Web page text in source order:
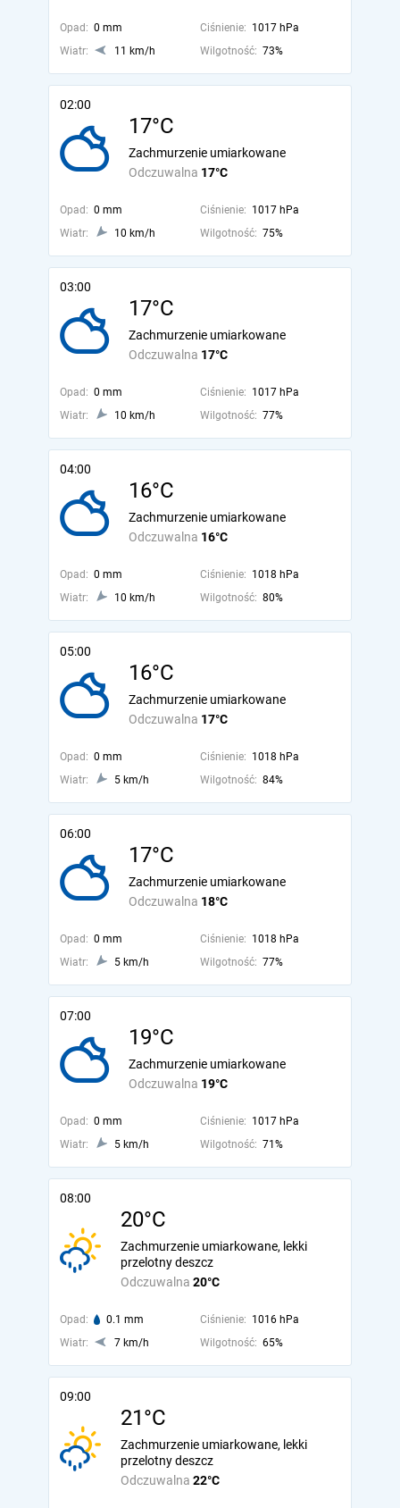
Opad: 0 mm Ciśnienie: 1017 hPa
Wiatr:
11 km/h Wilgotność: 73%
02:00
17°C
Odczuwalna 17°C
Zachmurzenie umiarkowane
Opad: 0 mm Ciśnienie: 1017 hPa
Wiatr:
10 km/h Wilgotność: 75%
03:00
17°C
Odczuwalna 17°C
Zachmurzenie umiarkowane
Opad: 0 mm Ciśnienie: 1017 hPa
Wiatr:
10 km/h Wilgotność: 77%
04:00
16°C
Odczuwalna 16°C
Zachmurzenie umiarkowane
Opad: 0 mm Ciśnienie: 1018 hPa
Wiatr:
10 km/h Wilgotność: 80%
05:00
16°C
Odczuwalna 17°C
Zachmurzenie umiarkowane
Opad: 0 mm Ciśnienie: 1018 hPa
Wiatr:
5 km/h Wilgotność: 84%
06:00
17°C
Odczuwalna 18°C
Zachmurzenie umiarkowane
Opad: 0 mm Ciśnienie: 1018 hPa
Wiatr:
5 km/h Wilgotność: 77%
07:00
19°C
Odczuwalna 19°C
Zachmurzenie umiarkowane
Opad: 0 mm Ciśnienie: 1017 hPa
Wiatr:
5 km/h Wilgotność: 71%
08:00
20°C
Odczuwalna 20°C
Zachmurzenie umiarkowane, lekki
przelotny deszcz
Opad: 0.1 mm Ciśnienie: 1016 hPa
Wiatr:
7 km/h Wilgotność: 65%
09:00
21°C
Odczuwalna 22°C
Zachmurzenie umiarkowane, lekki
przelotny deszcz